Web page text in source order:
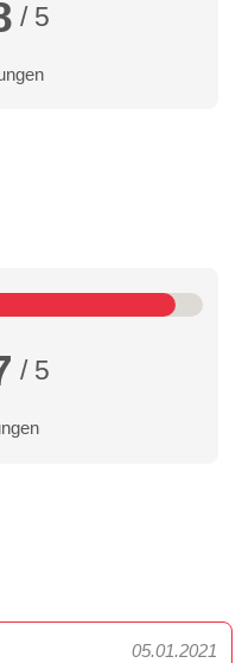
/ 5
/ 5
05.01.2021